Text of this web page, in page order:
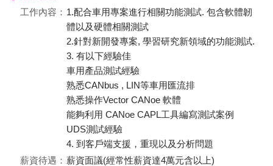
工作內容： 1.配合車用專案進行相關功能測試. 包含軟體韌
體以及硬體相關測試
2.針對新開發專案, 學習研究新領域的功能測試.
3. 有以下經驗佳
車用產品測試經驗
熟悉CANbus , LIN等車用匯流排
熟悉操作Vector CANoe 軟體
能夠利用 CANoe CAPL工具編寫測試案例
UDS測試經驗
4. 到客戶端支援，重現以及分析問題
薪資待遇： 薪資面議(經常性薪資達4萬元含以上)